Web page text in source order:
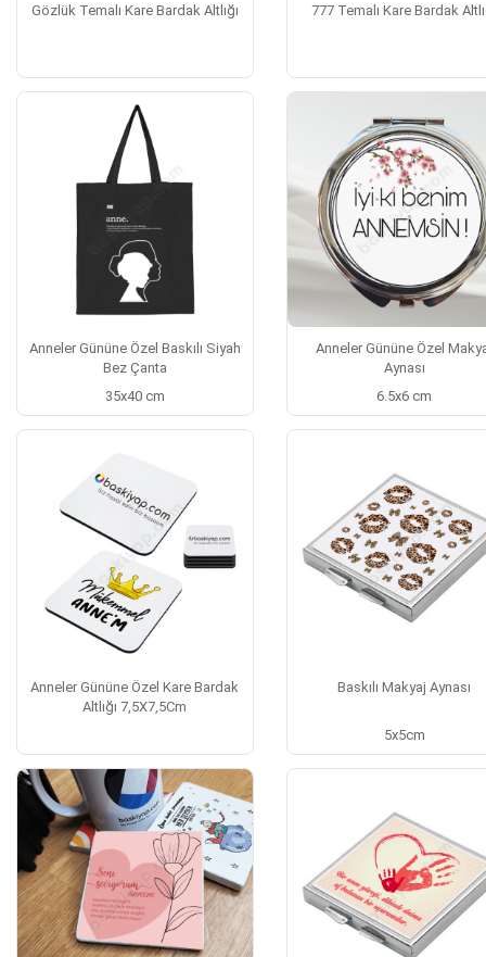
Gözlük Temalı Kare Bardak Altlığı 777 Temalı Kare Bardak
Anneler Gününe Özel Baskılı Siyah
Bez Çanta
35x40 cm
Anneler Gününe Özel
Aynası
6.5x6 cm
Anneler Gününe Özel Kare Bardak
Altlığı 7,5X7,5Cm
Baskılı Makyaj Aynası
5x5cm